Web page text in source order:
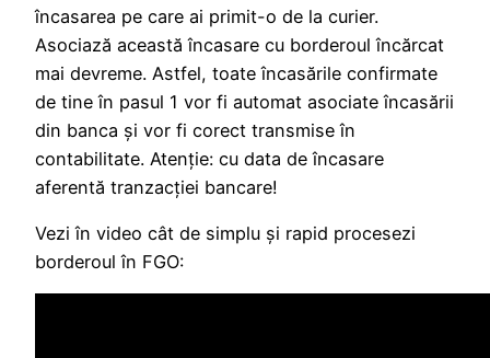
încasarea pe care ai primit-o de la curier.
Asociază această încasare cu borderoul încărcat
mai devreme. Astfel, toate încasările confirmate
de tine în pasul 1 vor fi automat asociate încasării
din banca şi vor fi corect transmise în
contabilitate. Atenţie: cu data de încasare
aferentă tranzacţiei bancare!
Vezi în video cât de simplu şi rapid procesezi
borderoul în FGO: